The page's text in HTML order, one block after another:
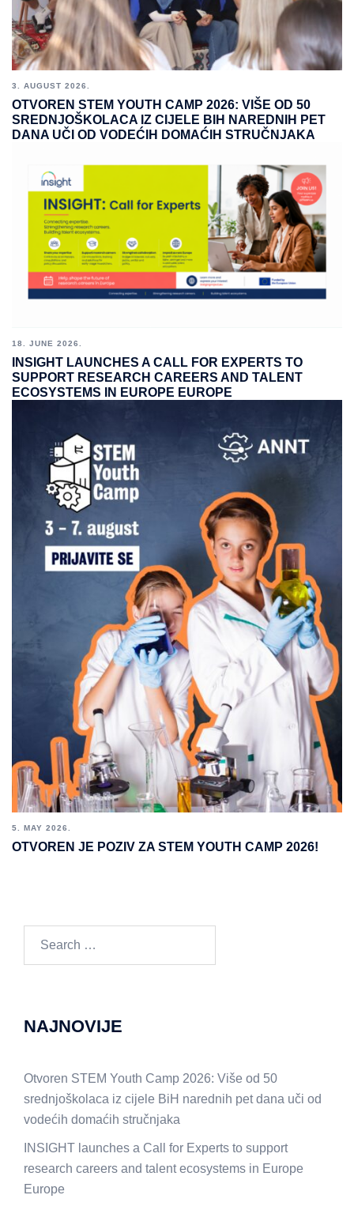
3. AUGUST 2026.
OTVOREN STEM YOUTH CAMP 2026: VIŠE OD 50
SREDNJOŠKOLACA IZ CIJELE BIH NAREDNIH PET
DANA UČI OD VODEĆIH DOMAĆIH STRUČNJAKA
18. JUNE 2026.
INSIGHT LAUNCHES A CALL FOR EXPERTS TO
SUPPORT RESEARCH CAREERS AND TALENT
ECOSYSTEMS IN EUROPE EUROPE
5. MAY 2026.
OTVOREN JE POZIV ZA STEM YOUTH CAMP 2026!
NAJNOVIJE
Otvoren STEM Youth Camp 2026: Više od 50
srednjoškolaca iz cijele BiH narednih pet dana uči od
vodećih domaćih stručnjaka
INSIGHT launches a Call for Experts to support
research careers and talent ecosystems in Europe
Europe